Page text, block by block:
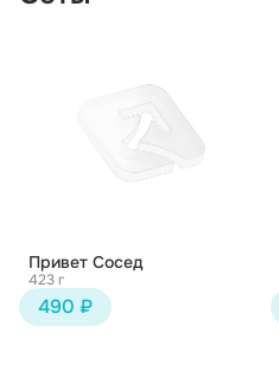
Привет Сосед
423 г
490 ₽